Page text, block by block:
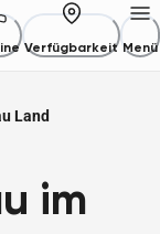
Verfügbarkeit Menü
Land
im